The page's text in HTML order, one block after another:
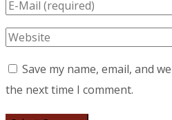
Save my name, email, and
the next time I comment.